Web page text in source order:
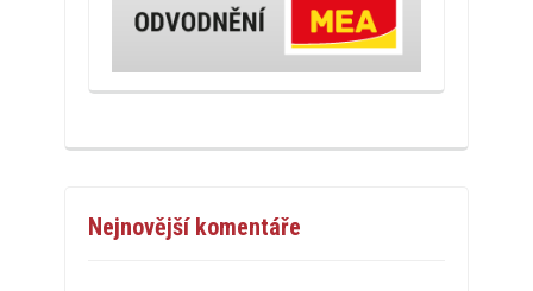
Nejnovější komentáře